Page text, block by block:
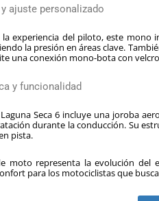
ajuste personalizado
la experiencia del piloto, este mono
la presión en áreas clave.
una conexión mono-bota con
y funcionalidad
Seca 6 incluye una joroba
durante la conducción. Su
pista.
moto representa la evolución del
para los motociclistas que